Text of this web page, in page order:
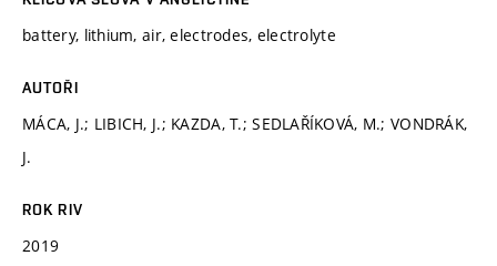
battery, lithium, air, electrodes, electrolyte
AUTOŘI
MÁCA, J.; LIBICH, J.; KAZDA, T.; SEDLAŘÍKOVÁ, M.; VONDRÁK,
J.
ROK RIV
2019